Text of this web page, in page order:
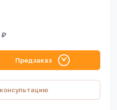
₽
Предзаказ